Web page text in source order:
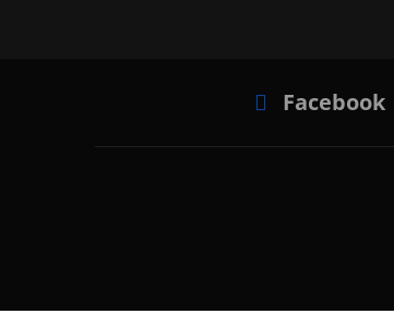
Facebook